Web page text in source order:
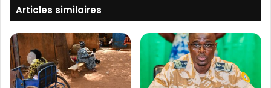
i
n
c
h
s
a
u
M
A
T
Articles similaires